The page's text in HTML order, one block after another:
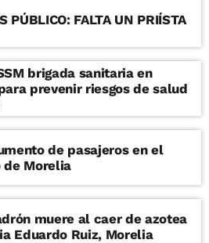
PÚBLICO: FALTA UN PRIÍSTA
brigada sanitaria en
prevenir riesgos de salud
de pasajeros en el
de Morelia
muere al caer de azotea
Eduardo Ruiz, Morelia